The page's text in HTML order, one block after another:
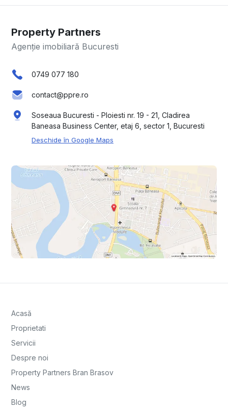
Property Partners
Agenție imobiliară Bucuresti
0749 077 180
contact@ppre.ro
Soseaua Bucuresti - Ploiesti nr. 19 - 21, Cladirea
Baneasa Business Center, etaj 6, sector 1, Bucuresti
Deschide în Google Maps
Acasă
Proprietati
Servicii
Despre noi
Property Partners Bran Brasov
News
Blog